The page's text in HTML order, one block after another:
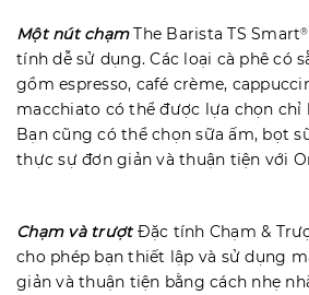
Một nút chạm The Barista TS Smart®
tính dễ sử dụng. Các loại cà phê có
gồm espresso, café crème,
macchiato có thể được lựa chọn chỉ
Bạn cũng có thể chọn sữa ấm, bọt
thực sự đơn giản và thuận tiện với
Chạm và trượtĐặc tính Chạm &
cho phép bạn thiết lập và sử dụng
giản và thuận tiện bằng cách nhẹ